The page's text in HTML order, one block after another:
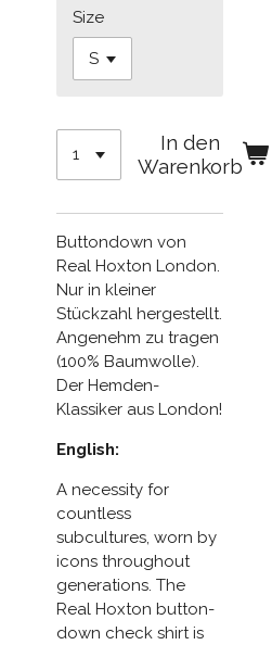
Size
In den
Warenkorb
Buttondown von
Real Hoxton London.
Nur in kleiner
Stückzahl hergestellt.
Angenehm zu tragen
(100% Baumwolle).
Der Hemden-
Klassiker aus London!
English:
A necessity for
countless
subcultures, worn by
icons throughout
generations. The
Real Hoxton button-
down check shirt is